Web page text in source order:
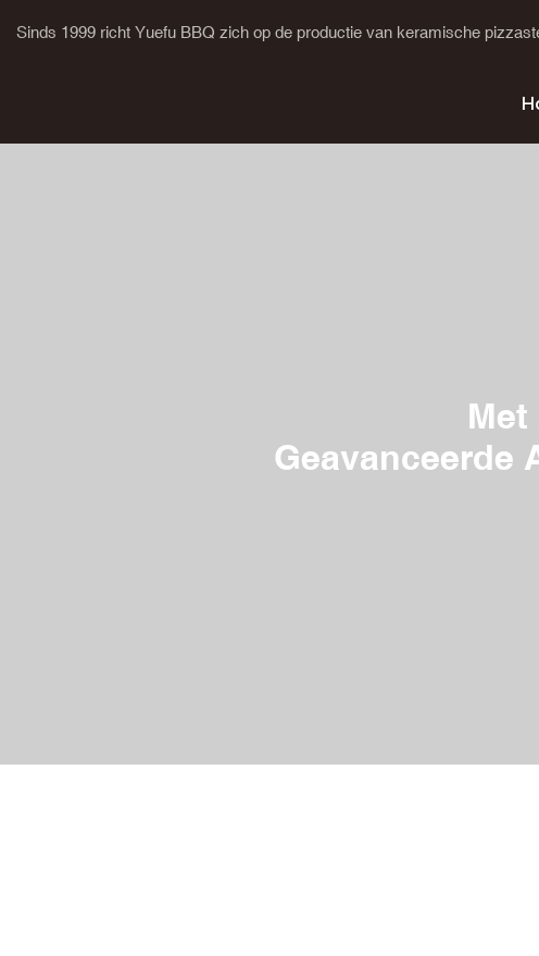
Sinds 1999 richt Yuefu BBQ zich op de productie van keramische
Geavanceerde